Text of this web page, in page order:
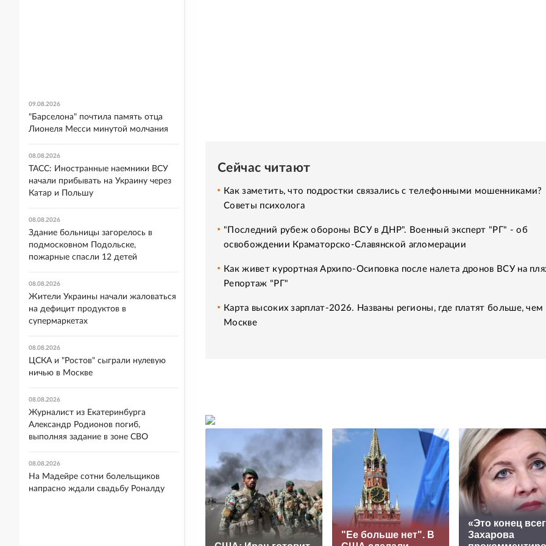
Сейчас читают
Как заметить, что подростки связались с телефонными мошенниками?
Советы психолога
"Последний рубеж обороны ВСУ в ДНР". Военный эксперт "РГ" - об
освобождении Краматорско-Славянской агломерации
Как живет курортная Архипо-Осиповка после налета дронов ВСУ на
Репортаж "РГ"
Карта высоких зарплат-2026. Названы регионы, где платят больше, чем
Москве
"Ее больше нет". В
«Это конец
Захарова
09.08.2026
"Барселона" почтила память отца
Лионеля Месси минутой молчания
08.08.2026
ТАСС: Иностранные наемники ВСУ
начали прибывать на Украину через
Катар и Польшу
08.08.2026
Здание больницы загорелось в
подмосковном Подольске,
пожарные спасли 12 детей
08.08.2026
Жители Украины начали жаловаться
на дефицит продуктов в
супермаркетах
08.08.2026
ЦСКА и "Ростов" сыграли нулевую
ничью в Москве
08.08.2026
Журналист из Екатеринбурга
Александр Родионов погиб,
выполняя задание в зоне СВО
08.08.2026
На Мадейре сотни болельщиков
напрасно ждали свадьбу Роналду